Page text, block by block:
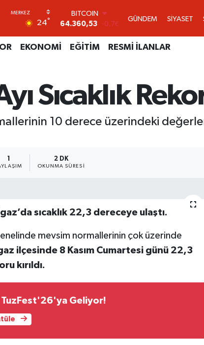
24°
64.360,53
-0.76
DOLAR
EURO
GRAM ALTIN
6574.81 1.44
BİST100
13.799
70
GÜNDEM SİYASET
EKONOMİ EĞİTİM RESMİ İLANLAR
Sıcaklık
10 derece üzerindeki
2 DK
OKUNMA SÜRESI
sıcaklık 22,3 dereceye ulaştı.
genelinde mevsim normallerinin çok üzerinde
ilçesinde 8 Kasım Cumartesi günü 22,3
kırıldı.
TuzFest'26'ya Geliyor!